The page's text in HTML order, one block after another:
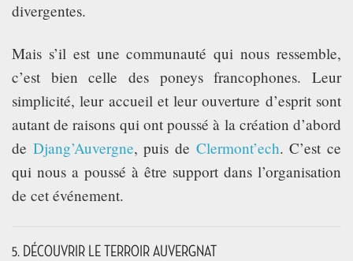
divergentes.
Mais s’il est une communauté qui nous ressemble,
c’est bien celle des poneys francophones. Leur
simplicité, leur accueil et leur ouverture d’esprit sont
autant de raisons qui ont poussé à la création d’abord
de Djang’Auvergne, puis de Clermont’ech. C’est ce
qui nous a poussé à être support dans l’organisation
de cet événement.
5. DÉCOUVRIR LE TERROIR AUVERGNAT